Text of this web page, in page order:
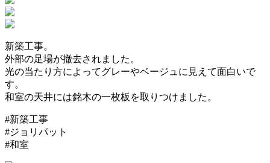
新築工事。
外部の足場が撤去されました。
光の当たり方によってグレーやベージュに見えて面白いで
す。
和室の天井には銘木の一枚板を取りつけました。
#新築工事
#ジョリパット
#和室